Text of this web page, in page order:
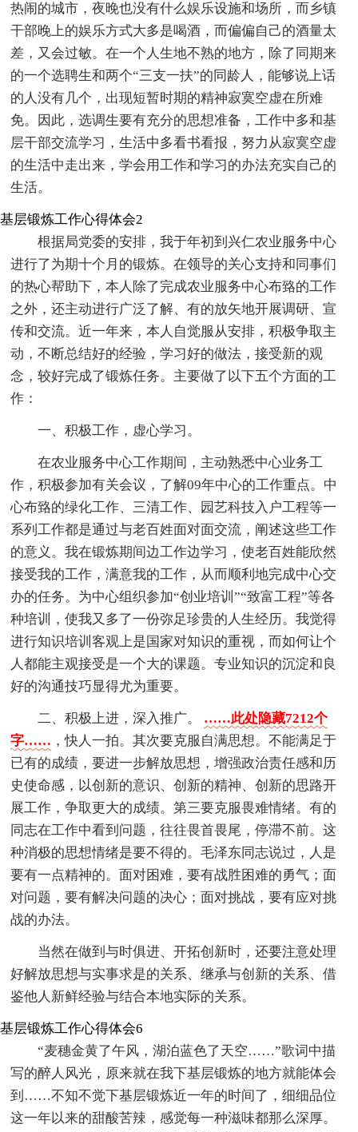
热闹的城市，夜晚也没有什么娱乐设施和场所，而乡镇
干部晚上的娱乐方式大多是喝酒，而偏偏自己的酒量太
差，又会过敏。在一个人生地不熟的地方，除了同期来
的一个选聘生和两个“三支一扶”的同龄人，能够说上话
的人没有几个，出现短暂时期的精神寂寞空虚在所难
免。因此，选调生要有充分的思想准备，工作中多和基
层干部交流学习，生活中多看书看报，努力从寂寞空虚
的生活中走出来，学会用工作和学习的办法充实自己的
生活。
基层锻炼工作心得体会2
根据局党委的安排，我于年初到兴仁农业服务中心
进行了为期十个月的锻炼。在领导的关心支持和同事们
的热心帮助下，本人除了完成农业服务中心布臵的工作
之外，还主动进行广泛了解、有的放矢地开展调研、宣
传和交流。近一年来，本人自觉服从安排，积极争取主
动，不断总结好的经验，学习好的做法，接受新的观
念，较好完成了锻炼任务。主要做了以下五个方面的工
作：
一、积极工作，虚心学习。
在农业服务中心工作期间，主动熟悉中心业务工
作，积极参加有关会议，了解09年中心的工作重点。中
心布臵的绿化工作、三清工作、园艺科技入户工程等一
系列工作都是通过与老百姓面对面交流，阐述这些工作
的意义。我在锻炼期间边工作边学习，使老百姓能欣然
接受我的工作，满意我的工作，从而顺利地完成中心交
办的任务。为中心组织参加“创业培训”“致富工程”等各
种培训，使我又多了一份弥足珍贵的人生经历。我觉得
进行知识培训客观上是国家对知识的重视，而如何让个
人都能主观接受是一个大的课题。专业知识的沉淀和良
好的沟通技巧显得尤为重要。
二、积极上进，深入推广。 ……此处隐藏7212个
字…… ，快人一拍。其次要克服自满思想。不能满足于
已有的成绩，要进一步解放思想，增强政治责任感和历
史使命感，以创新的意识、创新的精神、创新的思路开
展工作，争取更大的成绩。第三要克服畏难情绪。有的
同志在工作中看到问题，往往畏首畏尾，停滞不前。这
种消极的思想情绪是要不得的。毛泽东同志说过，人是
要有一点精神的。面对困难，要有战胜困难的勇气；面
对问题，要有解决问题的决心；面对挑战，要有应对挑
战的办法。
当然在做到与时俱进、开拓创新时，还要注意处理
好解放思想与实事求是的关系、继承与创新的关系、借
鉴他人新鲜经验与结合本地实际的关系。
基层锻炼工作心得体会6
“麦穗金黄了午风，湖泊蓝色了天空……”歌词中描
写的醉人风光，原来就在我下基层锻炼的地方就能体会
到……不知不觉下基层锻炼近一年的时间了，细细品位
这一年以来的甜酸苦辣，感觉每一种滋味都那么深厚。